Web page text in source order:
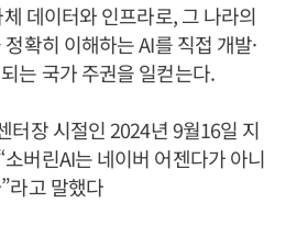
데이터와 인프라로, 그 나라의
정확히 이해하는 AI를 직접 개발·
는 국가 주권을 일컫는다.
터장 시절인 2024년 9월16일 지
버린AI는 네이버 어젠다가 아니
라고 말했다